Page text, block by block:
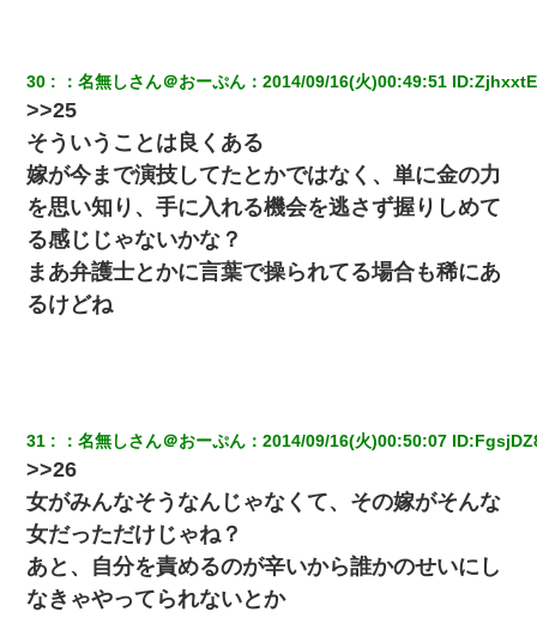
30 ：名無しさん＠おーぷん ：2014/09/16(火)00:49:51 ID:
>>25
そういうことは良くある
嫁が今まで演技してたとかではなく、単に金の力
を思い知り、手に入れる機会を逃さず握りしめて
る感じじゃないかな？
まあ弁護士とかに言葉で操られてる場合も稀にあ
るけどね
31 ：名無しさん＠おーぷん ：2014/09/16(火)00:50:07 ID:
>>26
女がみんなそうなんじゃなくて、その嫁がそんな
女だっただけじゃね？
あと、自分を責めるのが辛いから誰かのせいにし
なきゃやってられないとか